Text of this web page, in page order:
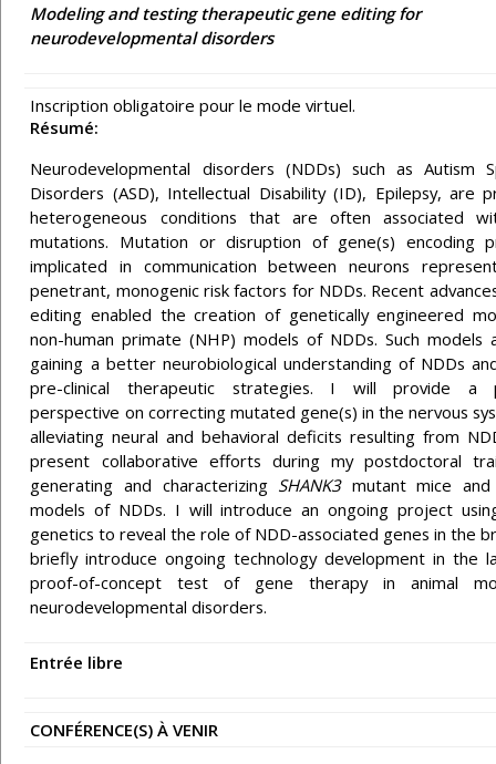
Modeling and testing therapeutic gene editing for
neurodevelopmental disorders
Inscription obligatoire pour le mode virtuel.
Résumé:
Neurodevelopmental disorders (NDDs) such as Autism
Disorders (ASD), Intellectual Disability (ID), Epilepsy, are
heterogeneous conditions that are often associated
mutations. Mutation or disruption of gene(s) encoding
implicated in communication between neurons
penetrant, monogenic risk factors for NDDs. Recent
editing enabled the creation of genetically engineered
non-human primate (NHP) models of NDDs. Such models
gaining a better neurobiological understanding of NDDs
pre-clinical therapeutic strategies. I will provide a
perspective on correcting mutated gene(s) in the nervous
alleviating neural and behavioral deficits resulting from
present collaborative efforts during my postdoctoral
generating and characterizing SHANK3mutant mice and
models of NDDs. I will introduce an ongoing project
genetics to reveal the role of NDD-associated genes in the
briefly introduce ongoing technology development in the
proof-of-concept test of gene therapy in animal
neurodevelopmental disorders.
Entrée libre
CONFÉRENCE(S) À VENIR